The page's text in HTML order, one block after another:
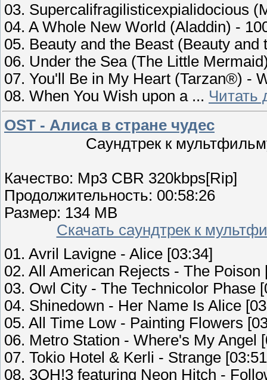
03. Supercalifragilisticexpialidocious
04. A Whole New World (Aladdin) -
05. Beauty and the Beast (Beauty
06. Under the Sea (The Little
07. You'll Be in My Heart (Tarzan®) -
08. When You Wish upon a ... Читать
OST - Алиса в стране чудес
Саундтрек к
Качество: Mp3 CBR 320kbps[Rip]
Продолжительность: 00:58:26
Размер: 134 MB
Скачать саундтрек к
01. Avril Lavigne - Alice [03:34]
02. All American Rejects - The Poison
03. Owl City - The Technicolor Phase
04. Shinedown - Her Name Is Alice
05. All Time Low - Painting Flowers
06. Metro Station - Where's My Angel
07. Tokio Hotel & Kerli - Strange
08. 3OH!3 featuring Neon Hitch -